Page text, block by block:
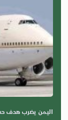
اليمن يضرب هدف